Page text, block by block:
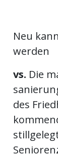
Neu
werden
vs. Die
des